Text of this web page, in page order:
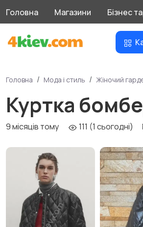
Головна Магазини Бізнес
Головна Мода і стиль Жіночий
Куртка
9 місяців тому 111 (1 сьогодні)